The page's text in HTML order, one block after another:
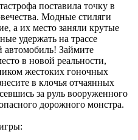
поставила точку в
Модные стиляги
а их место заняли крутые
удержать на трассе
автомобиль! Займите
в новой реальности,
жестоких гоночных
в клочья отчаянных
за руль вооруженного
дорожного монстра.